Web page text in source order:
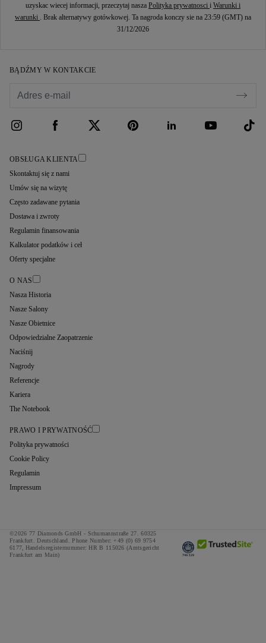
uzyskac wiecej informacji, przeczytaj nasza Polityka prywatnosci i Warunki i
warunki . Brak alternatywy gotówkowej. Ta nagroda konczy sie na 23:59 (GMT) na
31/12/2026
BĄDŹMY W KONTAKCIE
OBSŁUGA KLIENTA
Skontaktuj się z nami
Umów się na wizytę
Często zadawane pytania
Dostawa i zwroty
Regulamin finansowania
Kalkulator podatków i ceł
Oferty specjalne
O NAS
Nasza Historia
Nasze Salony
Nasze Obietnice
Odpowiedzialne Zaopatrzenie
Naciśnij
Nagrody
Referencje
Kariera
The Notebook
PRAWO I PRYWATNOŚĆ
Polityka prywatności
Cookie Policy
Regulamin
Impressum
©2026 77 Diamonds GmbH - Schumannstraße 27. 60325
Frankfurt. Deutschland. Phone Number: +49 (0) 69 9754
6177,
Handelsregisternummer: HR B 115026 (Amtsgericht
Frankfurt am Main)